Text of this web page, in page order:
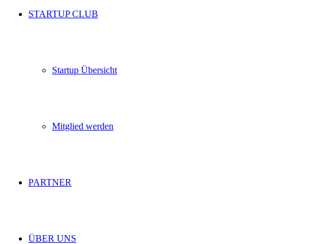
STARTUP CLUB
Startup Übersicht
Mitglied werden
PARTNER
ÜBER UNS